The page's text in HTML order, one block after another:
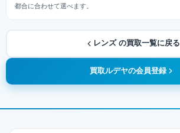
都合に合わせて選べます。
レンズ の買取一覧に戻る
買取ルデヤの会員登録